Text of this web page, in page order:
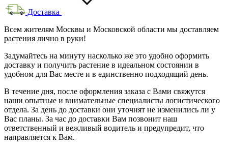
Доставка
Всем жителям Москвы и Московской области мы доставляем
растения лично в руки!
Задумайтесь на минуту насколько же это удобно оформить
доставку и получить растение в идеальном состоянии в
удобном для Вас месте и в единственно подходящий день.
В течение дня, после оформления заказа с Вами свяжутся
наши опытные и внимательные специалисты логистического
отдела. За день до доставки они уточнят не изменились ли у
Вас планы. За час до доставки Вам позвонит наш
ответственный и вежливый водитель и предупредит, что
направляется к Вам.